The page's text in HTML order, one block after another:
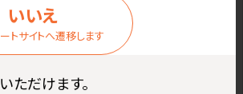
いいえ
トサイトへ遷移します
ただけます。
価格はログイン後表示